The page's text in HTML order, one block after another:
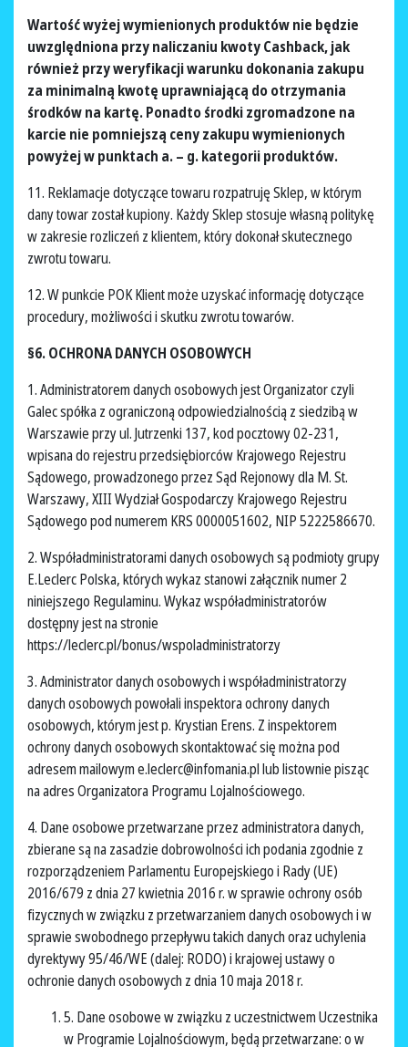
Wartość wyżej wymienionych produktów nie będzie
uwzględniona przy naliczaniu kwoty Cashback, jak
również przy weryfikacji warunku dokonania zakupu
za minimalną kwotę uprawniającą do otrzymania
środków na kartę. Ponadto środki zgromadzone na
karcie nie pomniejszą ceny zakupu wymienionych
powyżej w punktach a. – g. kategorii produktów.
11. Reklamacje dotyczące towaru rozpatruję Sklep, w którym
dany towar został kupiony. Każdy Sklep stosuje własną politykę
w zakresie rozliczeń z klientem, który dokonał skutecznego
zwrotu towaru.
12. W punkcie POK Klient może uzyskać informację dotyczące
procedury, możliwości i skutku zwrotu towarów.
§6. OCHRONA DANYCH OSOBOWYCH
1. Administratorem danych osobowych jest Organizator czyli
Galec spółka z ograniczoną odpowiedzialnością z siedzibą w
Warszawie przy ul. Jutrzenki 137, kod pocztowy 02-231,
wpisana do rejestru przedsiębiorców Krajowego Rejestru
Sądowego, prowadzonego przez Sąd Rejonowy dla M. St.
Warszawy, XIII Wydział Gospodarczy Krajowego Rejestru
Sądowego pod numerem KRS 0000051602, NIP 5222586670.
2. Współadministratorami danych osobowych są podmioty grupy
E.Leclerc Polska, których wykaz stanowi załącznik numer 2
niniejszego Regulaminu. Wykaz współadministratorów
dostępny jest na stronie
https://leclerc.pl/bonus/wspoladministratorzy
3. Administrator danych osobowych i współadministratorzy
danych osobowych powołali inspektora ochrony danych
osobowych, którym jest p. Krystian Erens. Z inspektorem
ochrony danych osobowych skontaktować się można pod
adresem mailowym e.leclerc@infomania.pl lub listownie pisząc
na adres Organizatora Programu Lojalnościowego.
4. Dane osobowe przetwarzane przez administratora danych,
zbierane są na zasadzie dobrowolności ich podania zgodnie z
rozporządzeniem Parlamentu Europejskiego i Rady (UE)
2016/679 z dnia 27 kwietnia 2016 r. w sprawie ochrony osób
fizycznych w związku z przetwarzaniem danych osobowych i w
sprawie swobodnego przepływu takich danych oraz uchylenia
dyrektywy 95/46/WE (dalej: RODO) i krajowej ustawy o
ochronie danych osobowych z dnia 10 maja 2018 r.
5. Dane osobowe w związku z uczestnictwem Uczestnika
w Programie Lojalnościowym, będą przetwarzane: o w